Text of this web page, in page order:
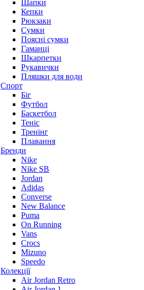
Шапки
Кепки
Рюкзаки
Сумки
Поясні сумки
Гаманці
Шкарпетки
Рукавички
Пляшки для води
Спорт
Біг
Футбол
Баскетбол
Теніс
Тренінг
Плавання
Бренди
Nike
Nike SB
Jordan
Adidas
Converse
New Balance
Puma
On Running
Vans
Crocs
Mizuno
Speedo
Колекції
Air Jordan Retro